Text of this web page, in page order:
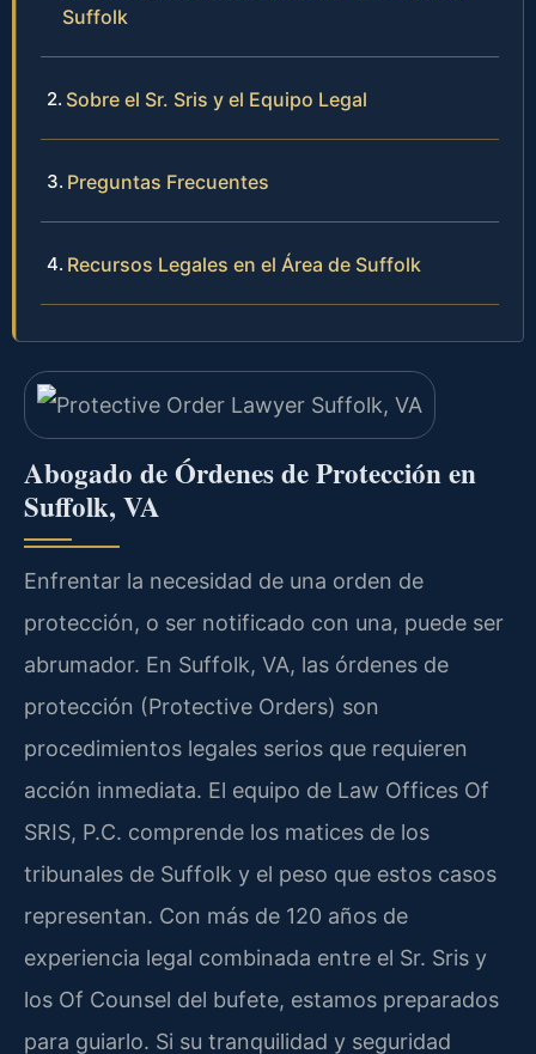
Suffolk
Sobre el Sr. Sris y el Equipo Legal
Preguntas Frecuentes
Recursos Legales en el Área de Suffolk
Abogado de Órdenes de Protección en
Suffolk, VA
Enfrentar la necesidad de una orden de
protección, o ser notificado con una, puede ser
abrumador. En Suffolk, VA, las órdenes de
protección (Protective Orders) son
procedimientos legales serios que requieren
acción inmediata. El equipo de Law Offices Of
SRIS, P.C. comprende los matices de los
tribunales de Suffolk y el peso que estos casos
representan. Con más de 120 años de
experiencia legal combinada entre el Sr. Sris y
los Of Counsel del bufete, estamos preparados
para guiarlo. Si su tranquilidad y seguridad